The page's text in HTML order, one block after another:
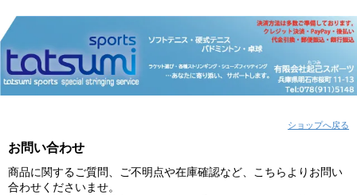
ショップへ戻る
お問い合わせ
商品に関するご質問、ご不明点や在庫確認など、こちらよりお問い
合わせくださいませ。